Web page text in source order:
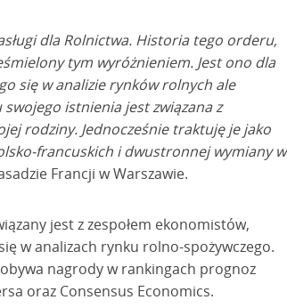
dla Rolnictwa. Historia tego orderu,
tym wyróżnieniem. Jest ono dla
się w analizie rynków rolnych ale
istnienia jest związana z
rodziny. Jednocześnie traktuję je jako
francuskich i dwustronnej wymiany w
Francji w Warszawie.
jest z zespołem ekonomistów,
w analizach rynku rolno-spożywczego.
nagrody w rankingach prognoz
oraz Consensus Economics.